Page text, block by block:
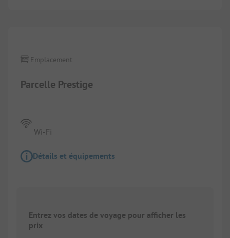
Parcelle Prestige
Emplacement
Wi-Fi
Détails et équipements
Entrez vos dates de voyage pour afficher les
prix